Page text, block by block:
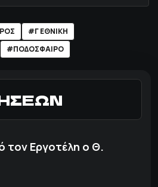
#Γ ΕΘΝΙΚΗ
#ΠΟΔΌΣΦΑΙΡΟ
Εργοτέλη ο Θ.